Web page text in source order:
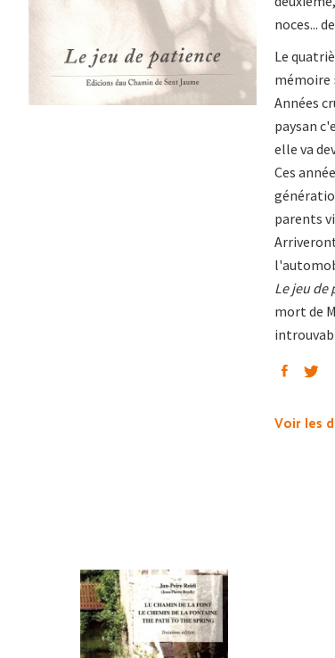
noces...
Le
mémoire
Années
paysan
elle va
Ces
parents
Le jeu de
mort de
Voir les